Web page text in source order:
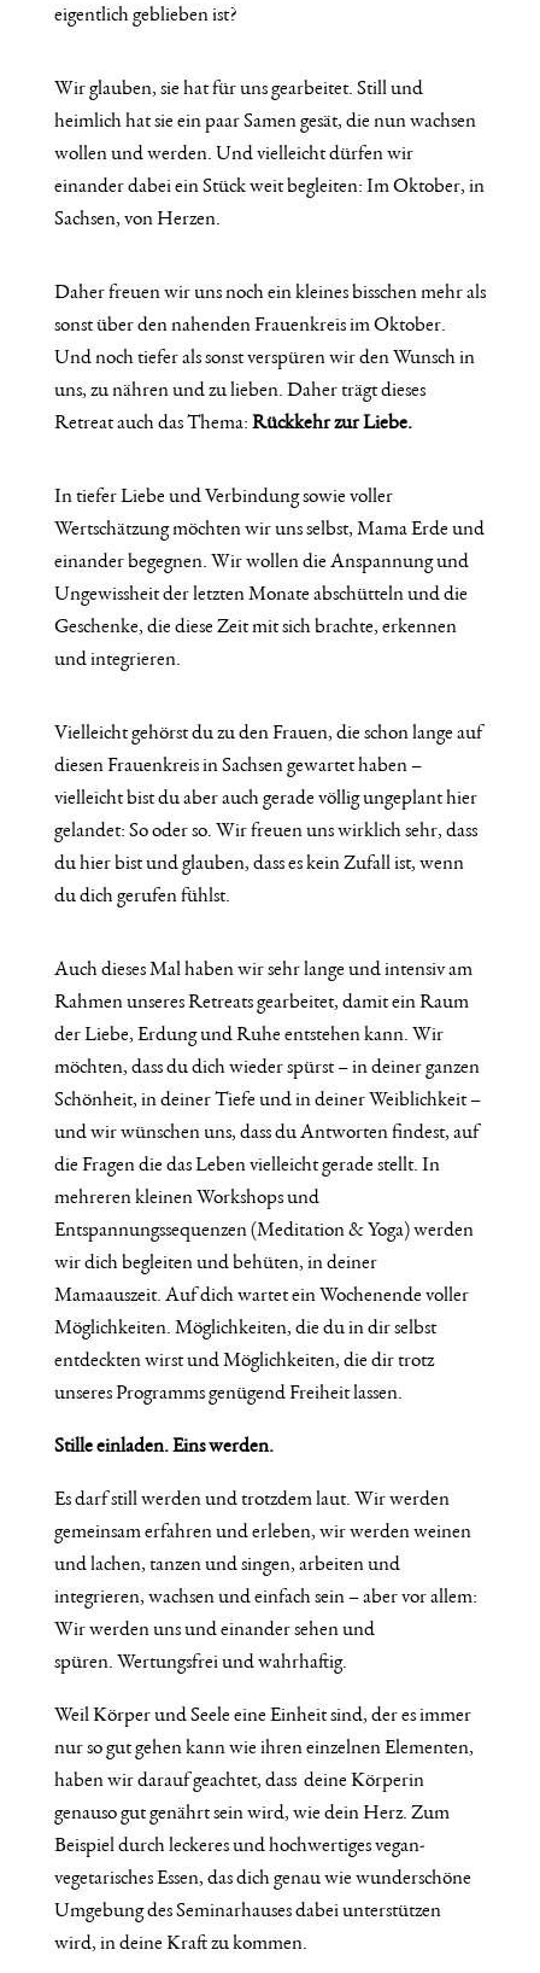
eigentlich geblieben ist?
Wir glauben, sie hat für uns gearbeitet. Still und
heimlich hat sie ein paar Samen gesät, die nun wachsen
wollen und werden. Und vielleicht dürfen wir
einander dabei ein Stück weit begleiten: Im Oktober, in
Sachsen, von Herzen.
Daher freuen wir uns noch ein kleines bisschen mehr als
sonst über den nahenden Frauenkreis im Oktober.
Und noch tiefer als sonst verspüren wir den Wunsch in
uns, zu nähren und zu lieben. Daher trägt dieses
Retreat auch das Thema: Rückkehr zur Liebe.
In tiefer Liebe und Verbindung sowie voller
Wertschätzung möchten wir uns selbst, Mama Erde und
einander begegnen. Wir wollen die Anspannung und
Ungewissheit der letzten Monate abschütteln und die
Geschenke, die diese Zeit mit sich brachte, erkennen
und integrieren.
Vielleicht gehörst du zu den Frauen, die schon lange auf
diesen Frauenkreis in Sachsen gewartet haben –
vielleicht bist du aber auch gerade völlig ungeplant hier
gelandet: So oder so. Wir freuen uns wirklich sehr, dass
du hier bist und glauben, dass es kein Zufall ist, wenn
du dich gerufen fühlst.
Auch dieses Mal haben wir sehr lange und intensiv am
Rahmen unseres Retreats gearbeitet, damit ein Raum
der Liebe, Erdung und Ruhe entstehen kann. Wir
möchten, dass du dich wieder spürst – in deiner ganzen
Schönheit, in deiner Tiefe und in deiner Weiblichkeit –
und wir wünschen uns, dass du Antworten findest, auf
die Fragen die das Leben vielleicht gerade stellt. In
mehreren kleinen Workshops und
Entspannungssequenzen (Meditation & Yoga) werden
wir dich begleiten und behüten, in deiner
Mamaauszeit. Auf dich wartet ein Wochenende voller
Möglichkeiten. Möglichkeiten, die du in dir selbst
entdeckten wirst und Möglichkeiten, die dir trotz
unseres Programms genügend Freiheit lassen.
Stille einladen. Eins werden.
Es darf still werden und trotzdem laut. Wir werden
gemeinsam erfahren und erleben, wir werden weinen
und lachen, tanzen und singen, arbeiten und
integrieren, wachsen und einfach sein – aber vor allem:
Wir werden uns und einander sehen und
spüren. Wertungsfrei und wahrhaftig.
Weil Körper und Seele eine Einheit sind, der es immer
nur so gut gehen kann wie ihren einzelnen Elementen,
haben wir darauf geachtet, dass deine Körperin
genauso gut genährt sein wird, wie dein Herz. Zum
Beispiel durch leckeres und hochwertiges vegan-
vegetarisches Essen, das dich genau wie wunderschöne
Umgebung des Seminarhauses dabei unterstützen
wird, in deine Kraft zu kommen.